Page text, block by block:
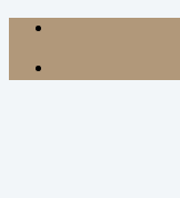
Zum
springen